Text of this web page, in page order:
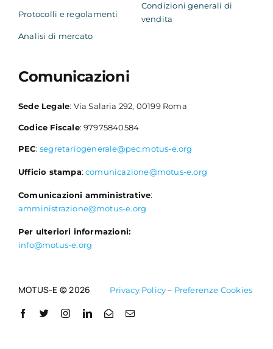
Protocolli e regolamenti
Analisi di mercato
Condizioni generali di
vendita
Comunicazioni
Sede Legale: Via Salaria 292, 00199 Roma
Codice Fiscale: 97975840584
PEC: segretariogenerale@pec.motus-e.org
Ufficio stampa:comunicazione@motus-e.org
Comunicazioni amministrative:
amministrazione@motus-e.org
Per ulteriori informazioni:
info@motus-e.org
MOTUS-E © 2026 Privacy Policy– Preferenze Cookies